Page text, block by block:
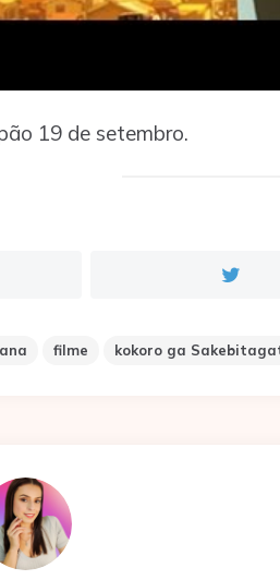
19 de setembro.
filme kokoro ga